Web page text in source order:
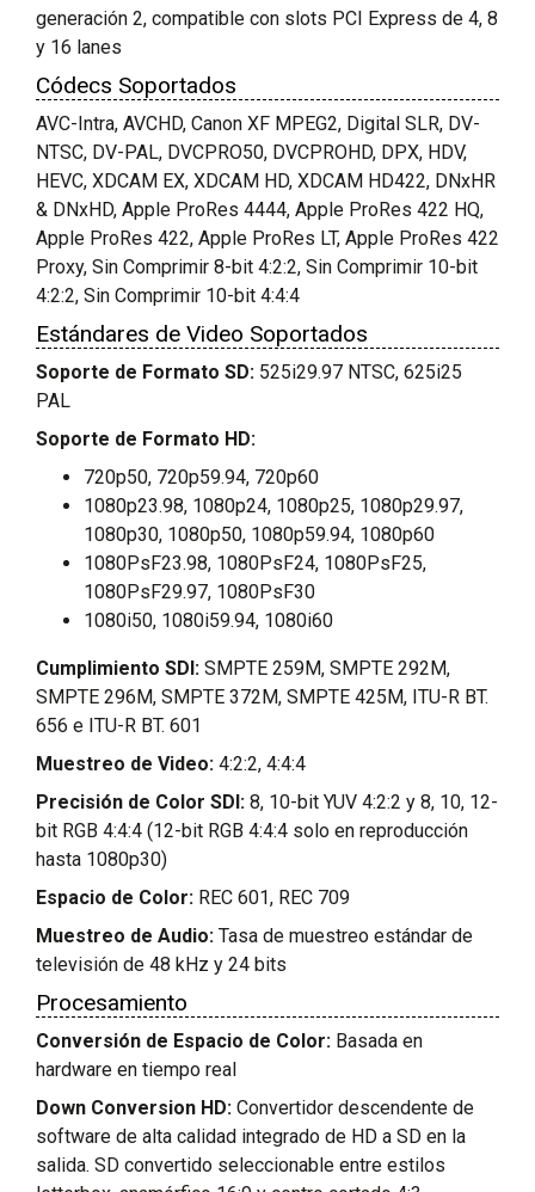
generación 2, compatible con slots PCI Express de 4, 8
y 16 lanes
Códecs Soportados
AVC-Intra, AVCHD, Canon XF MPEG2, Digital SLR, DV-
NTSC, DV-PAL, DVCPRO50, DVCPROHD, DPX, HDV,
HEVC, XDCAM EX, XDCAM HD, XDCAM HD422, DNxHR
& DNxHD, Apple ProRes 4444, Apple ProRes 422 HQ,
Apple ProRes 422, Apple ProRes LT, Apple ProRes 422
Proxy, Sin Comprimir 8-bit 4:2:2, Sin Comprimir 10-bit
4:2:2, Sin Comprimir 10-bit 4:4:4
Estándares de Video Soportados
Soporte de Formato SD: 525i29.97 NTSC, 625i25
PAL
Soporte de Formato HD:
720p50, 720p59.94, 720p60
1080p23.98, 1080p24, 1080p25, 1080p29.97,
1080p30, 1080p50, 1080p59.94, 1080p60
1080PsF23.98, 1080PsF24, 1080PsF25,
1080PsF29.97, 1080PsF30
1080i50, 1080i59.94, 1080i60
Cumplimiento SDI: SMPTE 259M, SMPTE 292M,
SMPTE 296M, SMPTE 372M, SMPTE 425M, ITU-R BT.
656 e ITU-R BT. 601
Muestreo de Video: 4:2:2, 4:4:4
Precisión de Color SDI: 8, 10-bit YUV 4:2:2 y 8, 10, 12-
bit RGB 4:4:4 (12-bit RGB 4:4:4 solo en reproducción
hasta 1080p30)
Espacio de Color: REC 601, REC 709
Muestreo de Audio: Tasa de muestreo estándar de
televisión de 48 kHz y 24 bits
Procesamiento
Conversión de Espacio de Color: Basada en
hardware en tiempo real
Down Conversion HD: Convertidor descendente de
software de alta calidad integrado de HD a SD en la
salida. SD convertido seleccionable entre estilos